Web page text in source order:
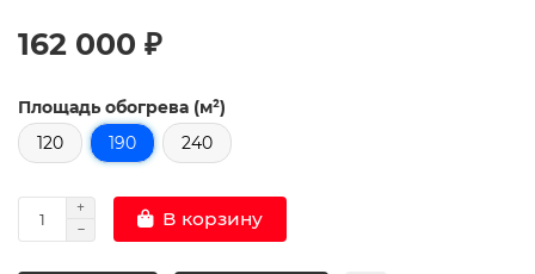
162 000 ₽
Площадь обогрева (м²)
120
190 240
В корзину